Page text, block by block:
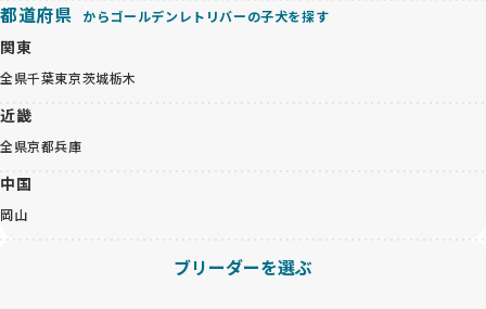
都道府県 からゴールデンレトリバーの子犬を探す
関東
全県千葉東京茨城栃木
近畿
全県京都兵庫
中国
岡山
ブリーダーを選ぶ